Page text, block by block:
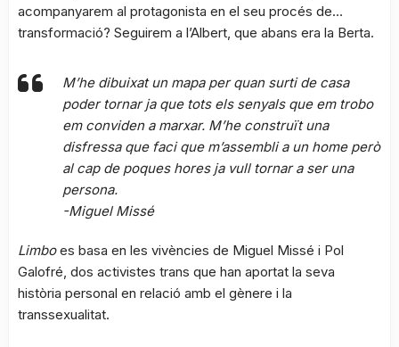
acompanyarem al protagonista en el seu procés de…
transformació? Seguirem a l’Albert, que abans era la Berta.
M’he dibuixat un mapa per quan surti de casa
poder tornar ja que tots els senyals que em trobo
em conviden a marxar. M’he construït una
disfressa que faci que m’assembli a un home però
al cap de poques hores ja vull tornar a ser una
persona.
-Miguel Missé
Limboes basa en les vivències de Miguel Missé i Pol
Galofré, dos activistes trans que han aportat la seva
història personal en relació amb el gènere i la
transsexualitat.